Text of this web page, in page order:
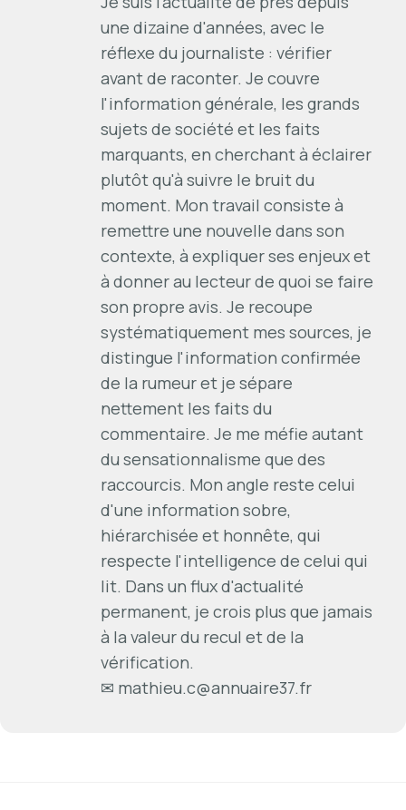
une dizaine d'années, avec le
réflexe du journaliste : vérifier
avant de raconter. Je couvre
l'information générale, les grands
sujets de société et les faits
marquants, en cherchant à éclairer
plutôt qu'à suivre le bruit du
moment. Mon travail consiste à
remettre une nouvelle dans son
contexte, à expliquer ses enjeux et
à donner au lecteur de quoi se faire
son propre avis. Je recoupe
systématiquement mes sources, je
distingue l'information confirmée
de la rumeur et je sépare
nettement les faits du
commentaire. Je me méfie autant
du sensationnalisme que des
raccourcis. Mon angle reste celui
d'une information sobre,
hiérarchisée et honnête, qui
respecte l'intelligence de celui qui
lit. Dans un flux d'actualité
permanent, je crois plus que jamais
à la valeur du recul et de la
vérification.
✉ mathieu.c@annuaire37.fr